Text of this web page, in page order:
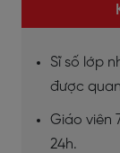
Sĩ số lớp
được
Giáo viên
24h.